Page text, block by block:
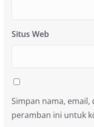
Situs Web
Simpan nama, email,
peramban ini untuk